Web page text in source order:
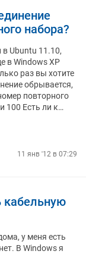
набора?
в Ubuntu 11.10,
в Windows XP
раз вы хотите
обрывается,
повторного
100 Есть ли к…
11 янв '12 в 07:29
кабельную
у меня есть
В Windows я